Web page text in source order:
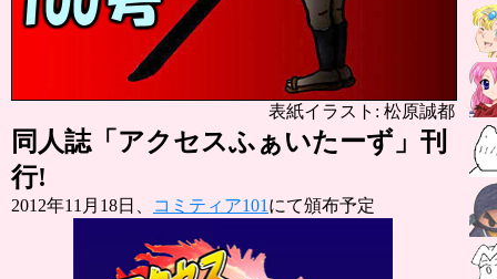
表紙イラスト: 松原誠都
同人誌「アクセスふぁいたーず」刊
行!
2012年11月18日、 コミティア101 にて頒布予定